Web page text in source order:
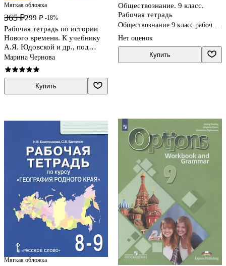
Мягкая обложка
365 ₽299 ₽ -18%
Рабочая тетрадь по истории
Нового времени. К учебнику
А.Я. Юдовской и др., под
редакцией А.А. Искендерова
"Всеобщая история. История
Нового времени". 9 класс
Марина Чернова
Купить
Обществознание. 9 класс.
Рабочая тетрадь
Обществознание 9 класс рабочие
Нет оценок
Купить
Мягкая обложка